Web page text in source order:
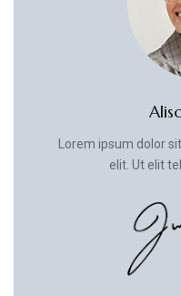
Lorem ipsum dolor
elit. Ut elit